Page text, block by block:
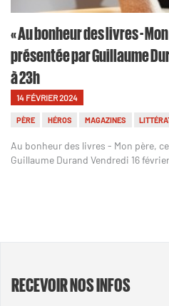
« Au bonheur des livres -
présentée par Guillaume
à 23h
14 FÉVRIER 2024
PÈRE HÉROS MAGAZINES
Au bonheur des livres - Mon père,
Guillaume Durand Vendredi 16
RECEVOIR NOS INFOS